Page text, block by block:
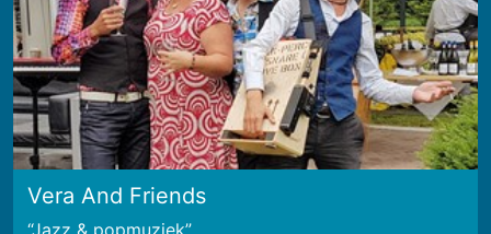
Vera And Friends